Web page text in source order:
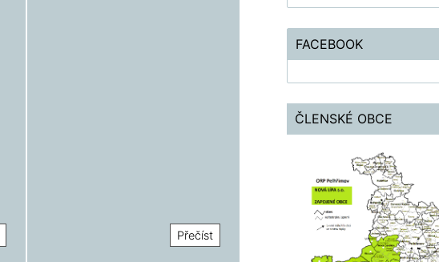
Přečíst
FACEBOOK
ČLENSKÉ OBCE